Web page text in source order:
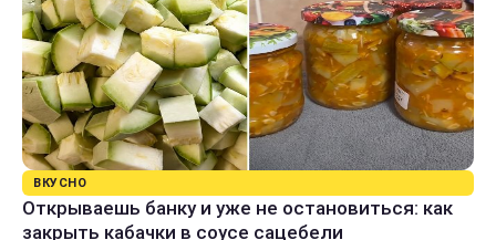
ВКУСНО
Открываешь банку и уже не остановиться: как
закрыть кабачки в соусе сацебели